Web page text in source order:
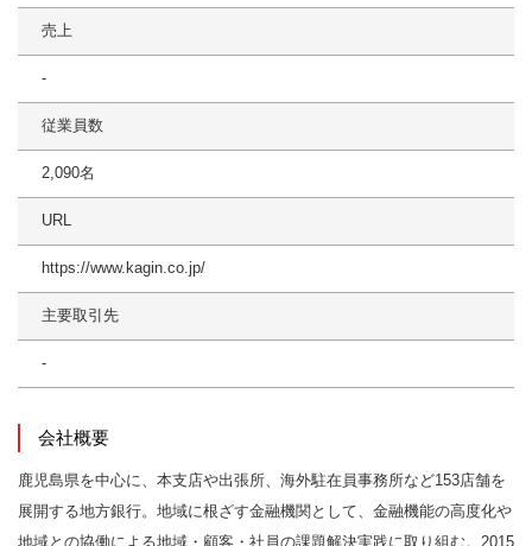
売上
-
従業員数
2,090名
URL
https://www.kagin.co.jp/
主要取引先
-
会社概要
鹿児島県を中心に、本支店や出張所、海外駐在員事務所など153店舗を
展開する地方銀行。地域に根ざす金融機関として、金融機能の高度化や
地域との協働による地域・顧客・社員の課題解決実践に取り組む。2015